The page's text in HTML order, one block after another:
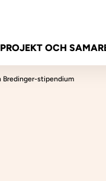
PROJEKT OCH
Bredinger-stipendium